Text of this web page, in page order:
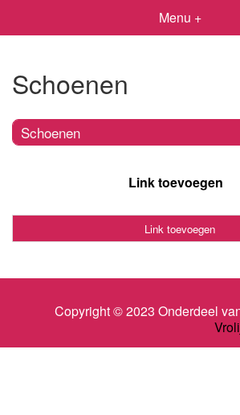
Menu +
Schoenen
Schoenen
Link toevoegen
Link toevoegen
Copyright © 2023 Onderdeel